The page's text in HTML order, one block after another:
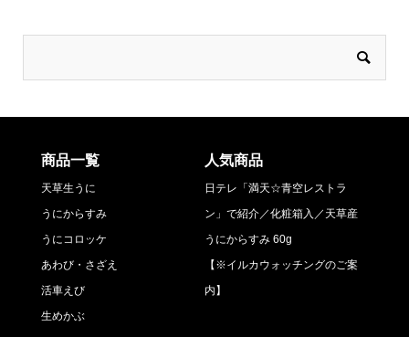
商品一覧
天草生うに
うにからすみ
うにコロッケ
あわび・さざえ
活車えび
生めかぶ
人気商品
日テレ「満天☆青空レストラ
ン」で紹介／化粧箱入／天草産
うにからすみ 60g
【※イルカウォッチングのご案
内】